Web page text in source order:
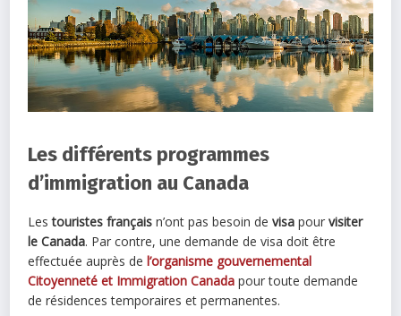
Les différents programmes
d’immigration au Canada
Lestouristes français n’ont pas besoin de visa pour visiter
le Canada. Par contre, une demande de visa doit être
effectuée auprès de l’organisme gouvernemental
Citoyenneté et Immigration Canada pour toute demande
de résidences temporaires et permanentes.